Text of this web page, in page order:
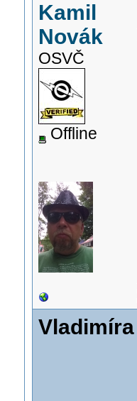
Kamil
Novák
OSVČ
Offline
Vladimíra